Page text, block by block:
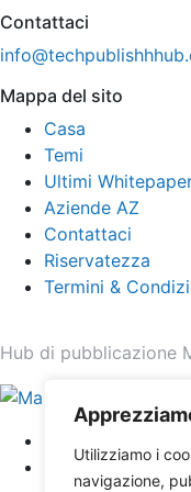
Utilizziamo i
navigazione,
Contattaci
Mappa del sito
Casa
Temi
Ultimi
Aziende AZ
Contattaci
Riservatezza
Termini &
Hub di pubblicazione
Temi